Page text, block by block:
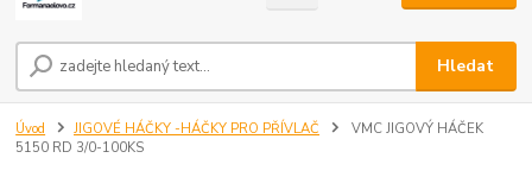
Hledat
Úvod JIGOVÉ HÁČKY -HÁČKY PRO PŘÍVLAČ
VMC JIGOVÝ HÁČEK
5150 RD 3/0-100KS